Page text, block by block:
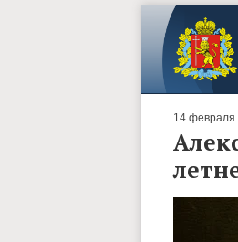
14 февраля